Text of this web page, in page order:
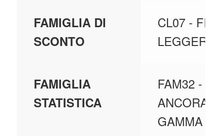
FAMIGLIA DI
SCONTO
CL07 -
LEGGERI
FAMIGLIA
STATISTICA
FAM32 -
GAMMA